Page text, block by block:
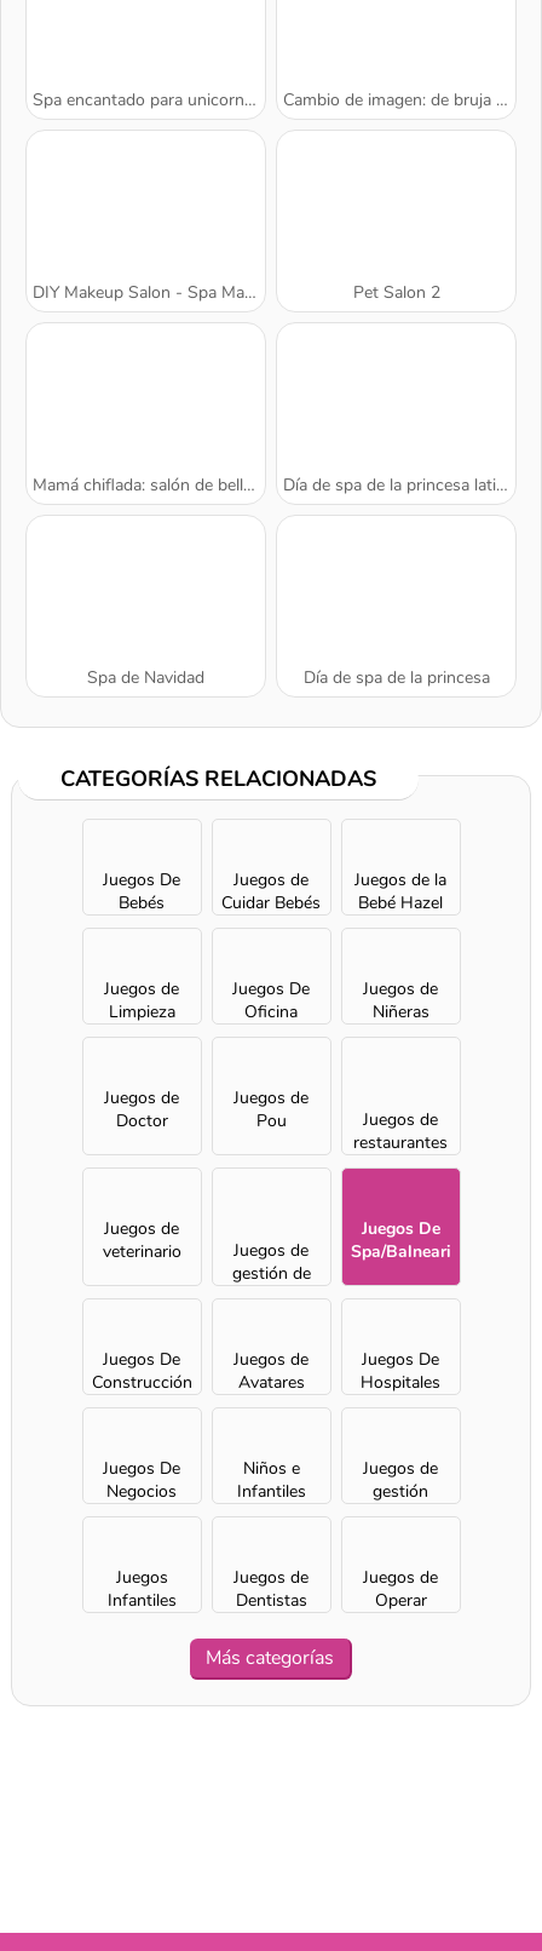
Spa encantado para unicornios Cambio de imagen: de bruja a princesa
DIY Makeup Salon - Spa Makeover Studio Pet Salon 2
Mamá chiflada: salón de belleza Día de spa de la princesa latina
Spa de Navidad Día de spa de la princesa
CATEGORÍAS RELACIONADAS
Juegos De
Bebés
Juegos de
Cuidar Bebés
Juegos de la
Bebé Hazel
Juegos de
Limpieza
Juegos De
Oficina
Juegos de
Niñeras
Juegos de
Doctor
Juegos de
Pou
Juegos de
restaurantes
para chicas
Juegos de
veterinario
Juegos de
gestión de
tiempo
Juegos De
Spa/Balneari
Juegos De
Construcción
Juegos de
Avatares
Juegos De
Hospitales
Juegos De
Negocios
Niños e
Infantiles
Juegos de
gestión
Juegos
Infantiles
Juegos de
Dentistas
Juegos de
Operar
Más categorías